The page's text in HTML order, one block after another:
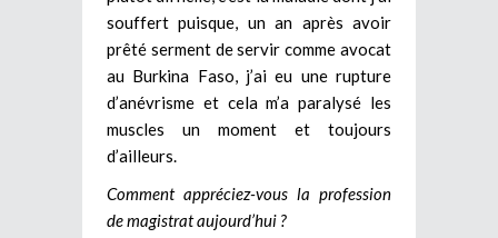
souffert puisque, un an après avoir
prêté serment de servir comme avocat
au Burkina Faso, j’ai eu une rupture
d’anévrisme et cela m’a paralysé les
muscles un moment et toujours
d’ailleurs.
Comment appréciez-vous la profession
de magistrat aujourd’hui ?